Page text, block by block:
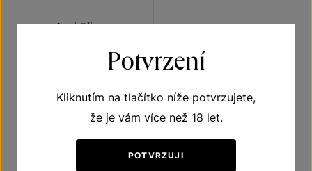
Irsai Oliver
pozdní sběr 2024
190Kč
Potvrzení
Kliknutím na tlačítko níže potvrzujete,
že je vám více než 18 let.
POTVRZUJI